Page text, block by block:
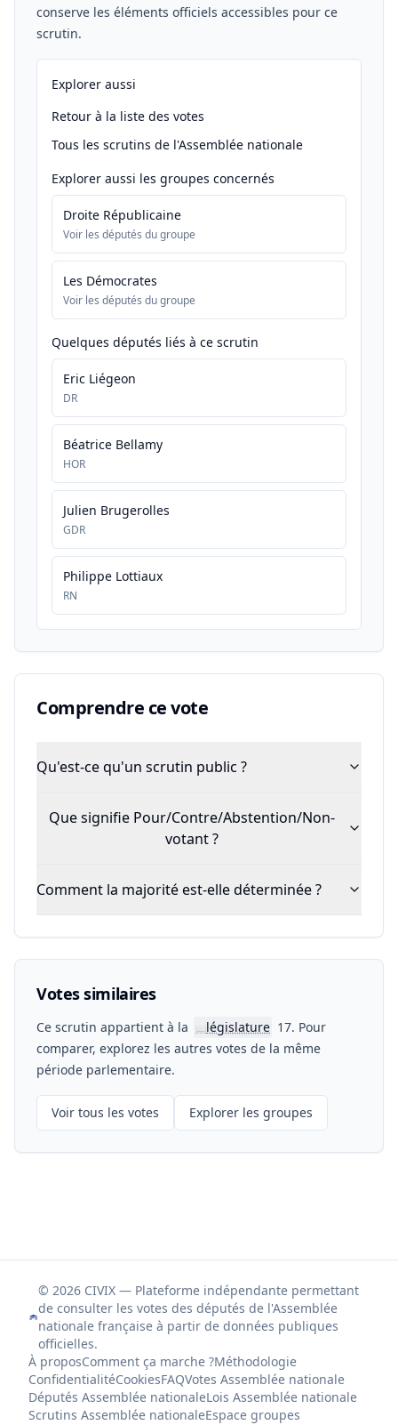
conserve les éléments officiels accessibles pour ce
scrutin.
Explorer aussi
Retour à la liste des votes
Tous les scrutins de l'Assemblée nationale
Explorer aussi les groupes concernés
Droite Républicaine
Voir les députés du groupe
Les Démocrates
Voir les députés du groupe
Quelques députés liés à ce scrutin
Eric Liégeon
DR
Béatrice Bellamy
HOR
Julien Brugerolles
GDR
Philippe Lottiaux
RN
Comprendre ce vote
Qu'est-ce qu'un scrutin public ?
Que signifie Pour/Contre/Abstention/Non-
votant ?
Comment la majorité est-elle déterminée ?
Votes similaires
Ce scrutin appartient à la 📖législature 17. Pour
comparer, explorez les autres votes de la même
période parlementaire.
Voir tous les votes Explorer les groupes
© 2026 CIVIX — Plateforme indépendante permettant
de consulter les votes des députés de l'Assemblée
nationale française à partir de données publiques
officielles.
À proposComment ça marche ?Méthodologie
ConfidentialitéCookiesFAQVotes Assemblée nationale
Députés Assemblée nationaleLois Assemblée nationale
Scrutins Assemblée nationaleEspace groupes